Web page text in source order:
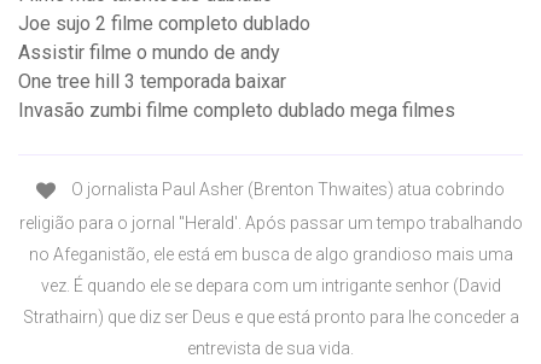
Joe sujo 2 filme completo dublado
Assistir filme o mundo de andy
One tree hill 3 temporada baixar
Invasão zumbi filme completo dublado mega filmes
O jornalista Paul Asher (Brenton Thwaites) atua cobrindo
religião para o jornal "Herald'. Após passar um tempo trabalhando
no Afeganistão, ele está em busca de algo grandioso mais uma
vez. É quando ele se depara com um intrigante senhor (David
Strathairn) que diz ser Deus e que está pronto para lhe conceder a
entrevista de sua vida.